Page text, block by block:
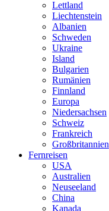
Lettland
Liechtenstein
Albanien
Schweden
Ukraine
Island
Bulgarien
Rumänien
Finnland
Europa
Niedersachsen
Schweiz
Frankreich
Großbritannien
Fernreisen
USA
Australien
Neuseeland
China
Kanada